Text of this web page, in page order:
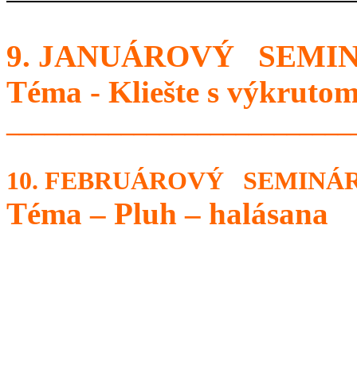
9. JANUÁROVÝ
Téma - Kliešte s
10. FEBRUÁROVÝ
Téma – Pluh – halásana